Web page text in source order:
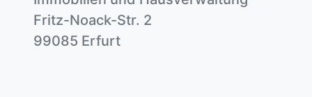
Fritz-Noack-Str. 2
99085 Erfurt